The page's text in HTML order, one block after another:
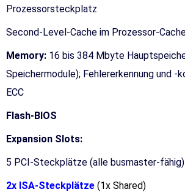
Prozessorsteckplatz
Second-Level-Cache im Prozessor-
Memory: 16 bis 384 Mbyte
Speichermodule); Fehlererkennung und -
ECC
Flash-BIOS
Expansion Slots:
5 PCI-Steckplätze (alle busmaster-fähig)
2x ISA-Steckplätze (1x Shared)